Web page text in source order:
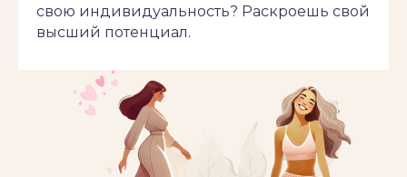
свою индивидуальность? Раскроешь свой
высший потенциал.